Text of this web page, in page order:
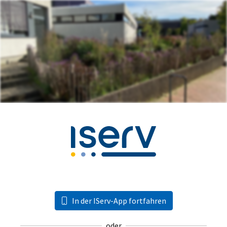
In der IServ-App fortfahren